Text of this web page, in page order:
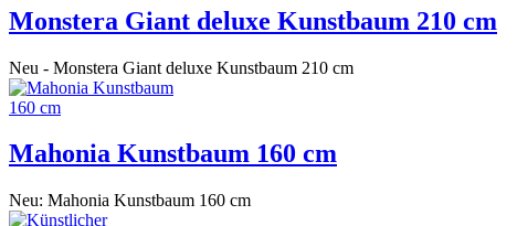
Monstera Giant deluxe Kunstbaum 210 cm
Neu - Monstera Giant deluxe Kunstbaum 210 cm
Mahonia Kunstbaum 160 cm
Neu: Mahonia Kunstbaum 160 cm